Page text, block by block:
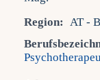
Region:
AT -